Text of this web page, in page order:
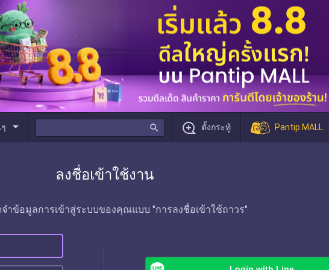
arrow_drop_down search ตั้งกระทู้ Pantip MALL
ลงชื่อเข้าใช้งาน
จำข้อมูลการเข้าสู่ระบบของคุณแบบ "การลงชื่อเข้าใช้ถาวร"